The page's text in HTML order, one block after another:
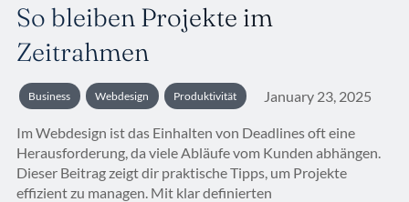
So bleiben Projekte im
Zeitrahmen
Business Webdesign Produktivität January 23, 2025
Im Webdesign ist das Einhalten von Deadlines oft eine
Herausforderung, da viele Abläufe vom Kunden abhängen.
Dieser Beitrag zeigt dir praktische Tipps, um Projekte
effizient zu managen. Mit klar definierten